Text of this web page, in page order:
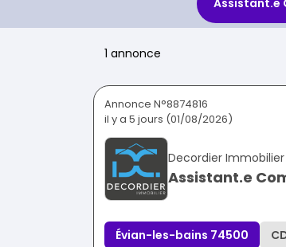
Assistant.e
1 annonce
Annonce N°8874816
il y a 5 jours (01/08/2026)
Decordier Immobilier
Assistant.e
Évian-les-bains 74500